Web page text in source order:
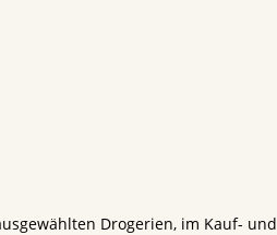
Drogerien, im Kauf- und